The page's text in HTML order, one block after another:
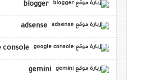
blogger